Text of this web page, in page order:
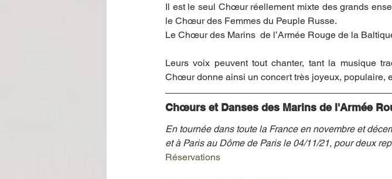
Il est le seul Chœur réellement mixte des grands
le Chœur des Femmes du Peuple Russe.
Le Chœur des Marins  de l’Armée Rouge de la
Leurs voix peuvent tout chanter, tant la musique
Chœur donne ainsi un concert très joyeux, populaire,
Chœurs et Danses des Marins de l'Armée
En tournée dans toute la France en novembre et
et à Paris au Dôme de Paris le 04/11/21, pour deux
Réservations